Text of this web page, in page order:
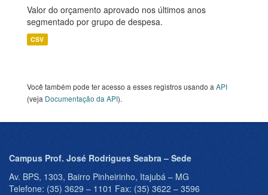
Valor do orçamento aprovado nos últimos anos
segmentado por grupo de despesa.
CSV
Você também pode ter acesso a esses registros usando a API
(veja Documentação da API).
Campus Prof. José Rodrigues Seabra – Sede
Av. BPS, 1303, Bairro Pinheirinho, Itajubá – MG
Telefone: (35) 3629 – 1101 Fax: (35) 3622 – 3596